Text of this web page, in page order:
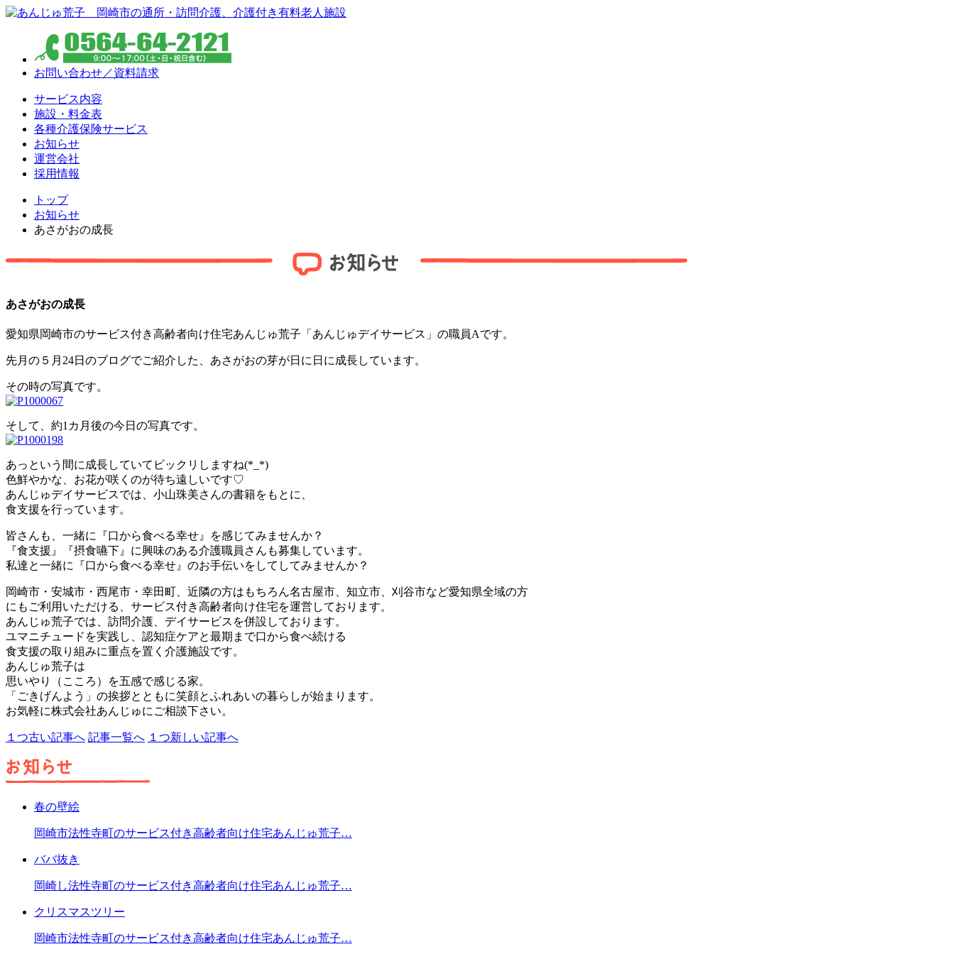
お問い合わせ／資料請求
サービス内容
施設・料金表
各種介護保険サービス
お知らせ
運営会社
採用情報
トップ
お知らせ
あさがおの成長
あさがおの成長
愛知県岡崎市のサービス付き高齢者向け住宅あんじゅ荒子「あんじゅデイサービス」の職員Aです。
先月の５月24日のブログでご紹介した、あさがおの芽が日に日に成長しています。
その時の写真です。
そして、約1カ月後の今日の写真です。
あっという間に成長していてビックリしますね(*_*)
色鮮やかな、お花が咲くのが待ち遠しいです♡
あんじゅデイサービスでは、小山珠美さんの書籍をもとに、
食支援を行っています。
皆さんも、一緒に『口から食べる幸せ』を感じてみませんか？
『食支援』『摂食嚥下』に興味のある介護職員さんも募集しています。
私達と一緒に『口から食べる幸せ』のお手伝いをしてしてみませんか？
岡崎市・安城市・西尾市・幸田町、近隣の方はもちろん名古屋市、知立市、刈谷市など愛知県全域の方
にもご利用いただける、サービス付き高齢者向け住宅を運営しております。
あんじゅ荒子では、訪問介護、デイサービスを併設しております。
ユマニチュードを実践し、認知症ケアと最期まで口から食べ続ける
食支援の取り組みに重点を置く介護施設です。
あんじゅ荒子は
思いやり（こころ）を五感で感じる家。
「ごきげんよう」の挨拶とともに笑顔とふれあいの暮らしが始まります。
お気軽に株式会社あんじゅにご相談下さい。
１つ古い記事へ 記事一覧へ １つ新しい記事へ
春の壁絵
岡崎市法性寺町のサービス付き高齢者向け住宅あんじゅ荒子…
ババ抜き
岡崎し法性寺町のサービス付き高齢者向け住宅あんじゅ荒子…
クリスマスツリー
岡崎市法性寺町のサービス付き高齢者向け住宅あんじゅ荒子…